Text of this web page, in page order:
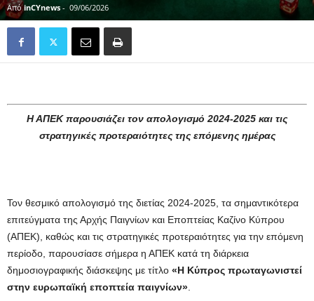
Από inCYnews - 09/06/2026
Η ΑΠΕΚ παρουσιάζει τον απολογισμό 2024-2025 και τις
στρατηγικές προτεραιότητες της επόμενης ημέρας
Τον θεσμικό απολογισμό της διετίας 2024-2025, τα σημαντικότερα
επιτεύγματα της Αρχής Παιγνίων και Εποπτείας Καζίνο Κύπρου
(ΑΠΕΚ), καθώς και τις στρατηγικές προτεραιότητες για την επόμενη
περίοδο, παρουσίασε σήμερα η ΑΠΕΚ κατά τη διάρκεια
δημοσιογραφικής διάσκεψης με τίτλο «Η Κύπρος πρωταγωνιστεί
στην ευρωπαϊκή εποπτεία παιγνίων».